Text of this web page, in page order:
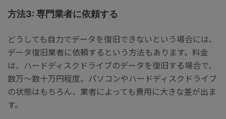
方法3: 専門業者に依頼する
どうしても自力でデータを復旧できないという場合には、
データ復旧業者に依頼するという方法もあります。料金
は、ハードディスクドライブのデータを復旧する場合で、
数万〜数十万円程度。パソコンやハードディスクドライブ
の状態はもちろん、業者によっても費用に大きな差が出ま
す。